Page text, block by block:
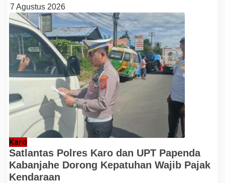
7 Agustus 2026
Karo
Satlantas Polres Karo dan UPT Papenda
Kabanjahe Dorong Kepatuhan Wajib Pajak
Kendaraan